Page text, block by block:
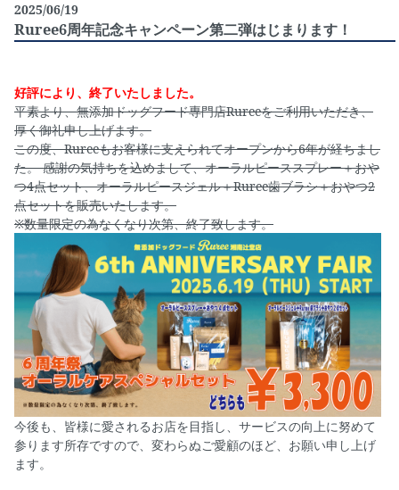
2025/06/19
Ruree6周年記念キャンペーン第二弾はじまります！
好評により、終了いたしました。
平素より、無添加ドッグフード専門店Rureeをご利用いただき、
厚く御礼申し上げます。
この度、Rureeもお客様に支えられてオープンから6年が経ちまし
た。 感謝の気持ちを込めまして、オーラルピーススプレー＋おや
つ4点セット、オーラルピースジェル＋Ruree歯ブラシ＋おやつ2
点セットを販売いたします。
※数量限定の為なくなり次第、終了致します。
今後も、皆様に愛されるお店を目指し、サービスの向上に努めて
参ります所存ですので、変わらぬご愛顧のほど、お願い申し上げ
ます。